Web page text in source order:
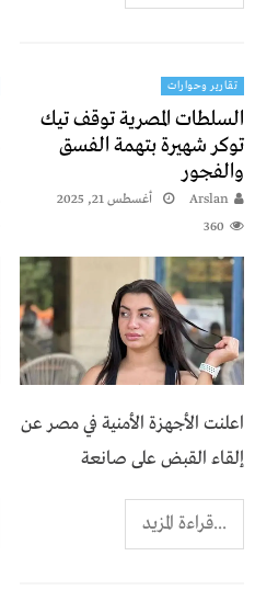
تقارير وحوارات
السلطات المصرية توقف تيك
توكر شهيرة بتهمة الفسق
والفجور
Arslan
أغسطس 21, 2025
360
اعلنت الأجهزة الأمنية في مصر عن
إلقاء القبض على صانعة
...قراءة المزيد